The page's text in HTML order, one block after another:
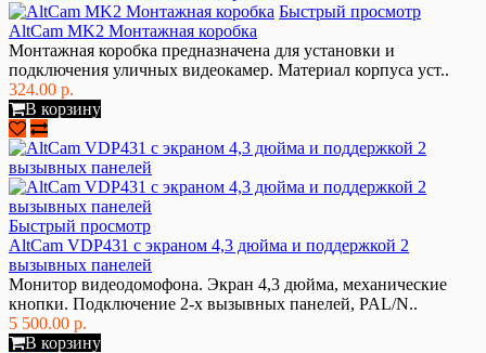
Быстрый просмотр
AltCam MK2 Монтажная коробка
Монтажная коробка предназначена для установки и
подключения уличных видеокамер. Материал корпуса уст..
324.00 р.
В корзину
Быстрый просмотр
AltСam VDP431 с экраном 4,3 дюйма и поддержкой 2
вызывных панелей
Монитор видеодомофона. Экран 4,3 дюйма, механические
кнопки. Подключение 2-х вызывных панелей, PAL/N..
5 500.00 р.
В корзину